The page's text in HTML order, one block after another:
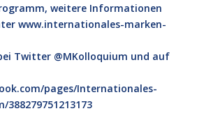
weitere Informationen
www.internationales-marken-
Twitter @MKolloquium und auf
pages/Internationales-